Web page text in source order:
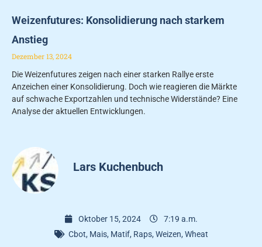
Weizenfutures: Konsolidierung nach starkem
Anstieg
Dezember 13, 2024
Die Weizenfutures zeigen nach einer starken Rallye erste
Anzeichen einer Konsolidierung. Doch wie reagieren die Märkte
auf schwache Exportzahlen und technische Widerstände? Eine
Analyse der aktuellen Entwicklungen.
Lars Kuchenbuch
Oktober 15, 2024
7:19 a.m.
Cbot, Mais, Matif, Raps, Weizen, Wheat